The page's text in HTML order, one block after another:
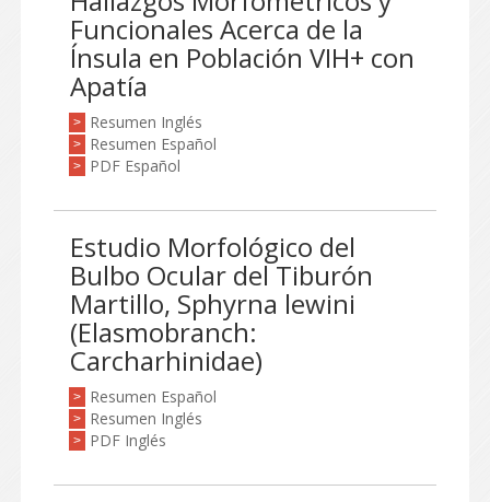
Funcionales Acerca de la
Ínsula en Población VIH+ con
Apatía
> Resumen Inglés
> Resumen Español
> PDF Español
Estudio Morfológico del
Bulbo Ocular del Tiburón
Martillo, Sphyrna lewini
(Elasmobranch:
Carcharhinidae)
> Resumen Español
> Resumen Inglés
> PDF Inglés